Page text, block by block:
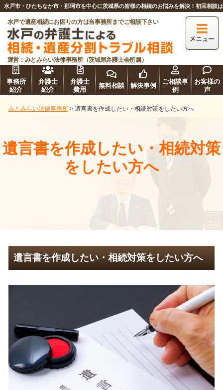
水戸市・ひたちなか市・那珂市を中心に茨城県の皆様の相続のお悩みを解決！初回相談
水戸で遺産相続にお困りの方は当事務所までご相談下さい
運営：みとみらい法律事務所（茨城県弁護士会所属）
事務所
紹介
弁護士
紹介
弁護士
費用
無料相談 解決事例
ご相談事
例
お客様の
声
みとみらい法律事務所> 遺言書を作成したい・相続対策をしたい方へ
遺言書を作成したい・相続対策
をしたい方へ
遺言書を作成したい・相続対策をしたい方へ